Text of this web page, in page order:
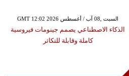
GMT 12:02 2026 السبت ,08 آب / أغسطس
الذكاء الاصطناعي يصمم جينومات فيروسية
كاملة وقابلة للتكاثر